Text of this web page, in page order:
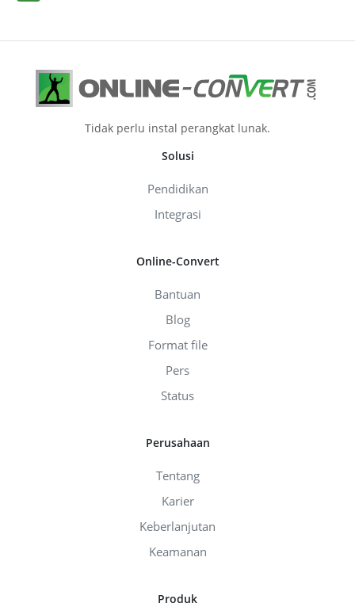
Tidak perlu instal perangkat lunak.
Solusi
Pendidikan
Integrasi
Online-Convert
Bantuan
Blog
Format file
Pers
Status
Perusahaan
Tentang
Karier
Keberlanjutan
Keamanan
Produk